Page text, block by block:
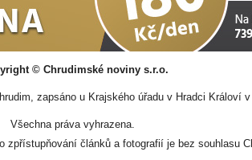
© Chrudimské noviny s.r.o.
zapsáno u Krajského úřadu v Hradci Královí
Všechna práva vyhrazena.
článků a fotografií je bez souhlasu